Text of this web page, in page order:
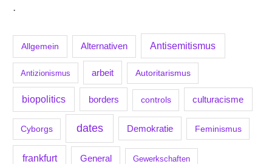
.
Allgemein Alternativen Antisemitismus
Antizionismus arbeit Autoritarismus
biopolitics borders controls culturacisme
Cyborgs dates Demokratie Feminismus
frankfurt General Gewerkschaften